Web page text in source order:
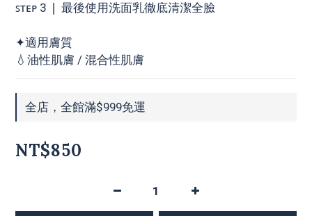
ꜱᴛᴇᴘ 3 ❘ 最後使用洗面乳徹底清潔全臉
✦適用膚質
💧油性肌膚 / 混合性肌膚
全店，全館滿$999免運
NT$850